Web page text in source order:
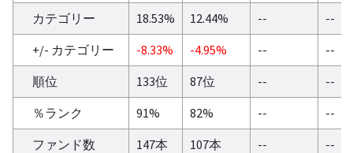
カテゴリー
18.53% 12.44% --
--
+/- カテゴリー
-8.33% -4.95% --
--
順位
133位 87位 --
--
％ランク
91% 82% --
--
ファンド数
147本 107本 --
--